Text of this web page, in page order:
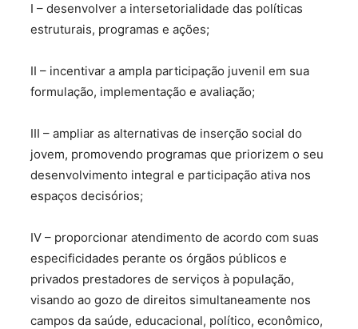
I – desenvolver a intersetorialidade das políticas
estruturais, programas e ações;
II – incentivar a ampla participação juvenil em sua
formulação, implementação e avaliação;
III – ampliar as alternativas de inserção social do
jovem, promovendo programas que priorizem o seu
desenvolvimento integral e participação ativa nos
espaços decisórios;
IV – proporcionar atendimento de acordo com suas
especificidades perante os órgãos públicos e
privados prestadores de serviços à população,
visando ao gozo de direitos simultaneamente nos
campos da saúde, educacional, político, econômico,